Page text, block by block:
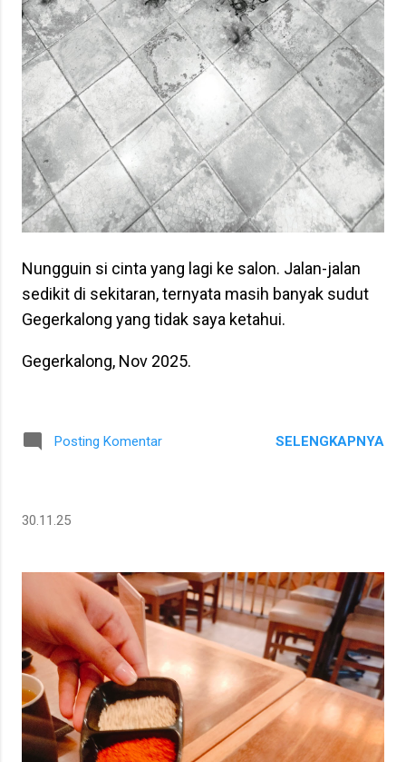
Nungguin si cinta yang lagi ke salon. Jalan-jalan
sedikit di sekitaran, ternyata masih banyak sudut
Gegerkalong yang tidak saya ketahui.
Gegerkalong, Nov 2025.
Posting Komentar SELENGKAPNYA
30.11.25